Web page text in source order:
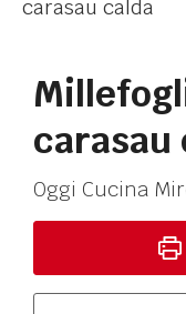
carasau
Oggi Cucina